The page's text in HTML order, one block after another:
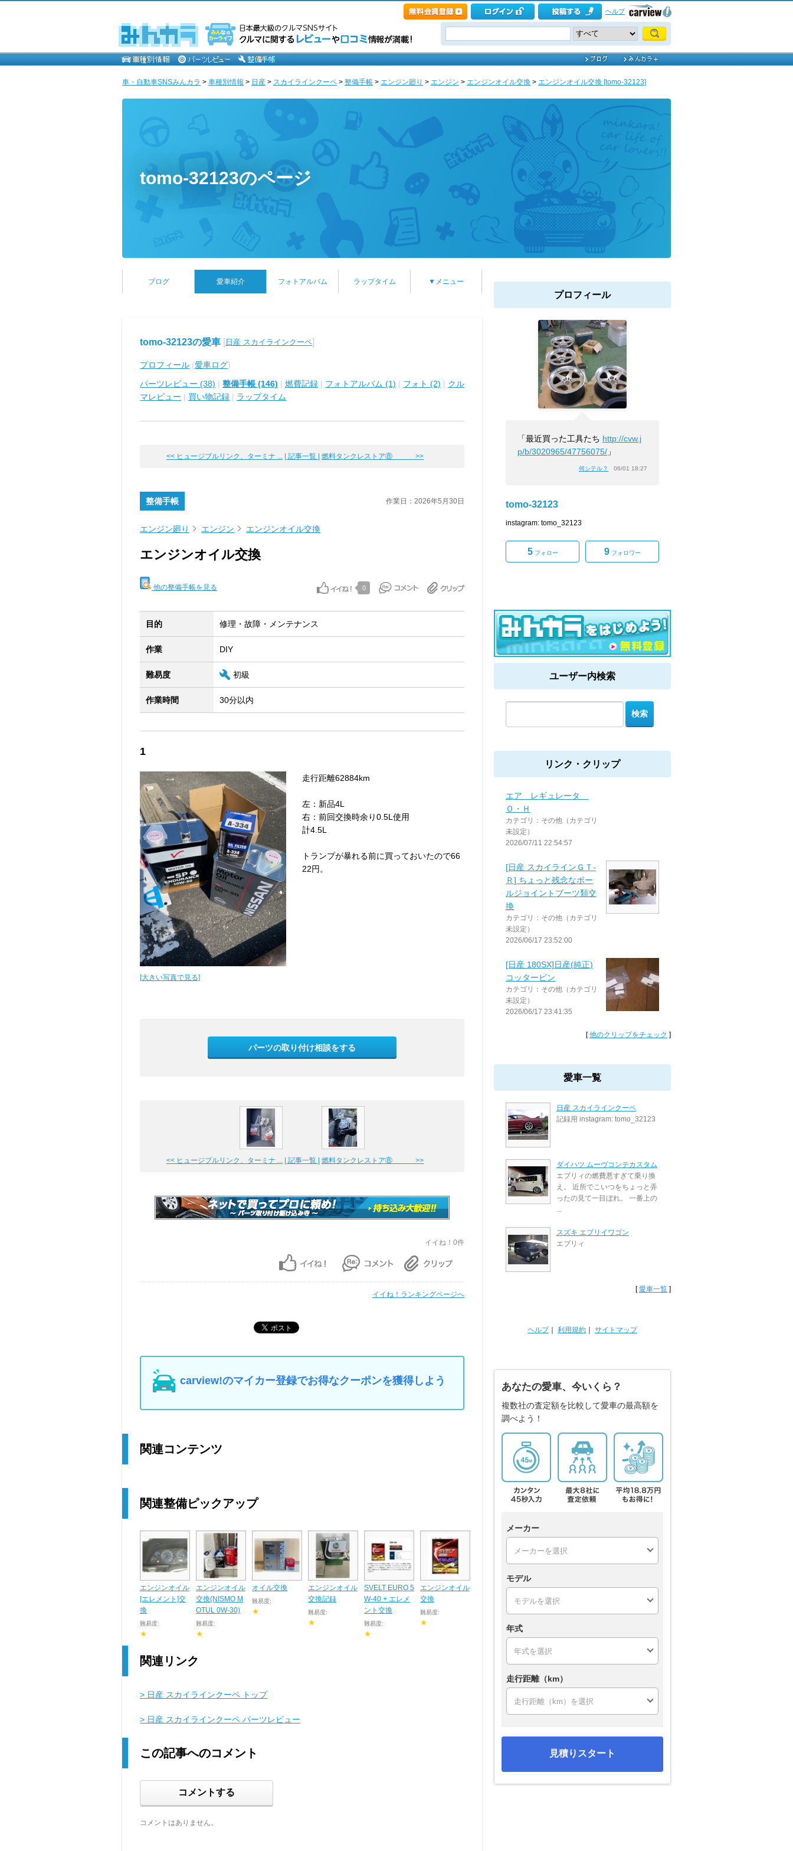
ヘルプ
車・自動車SNSみんカラ > 車種別情報 > 日産 > スカイラインクーペ > 整備手帳 > エンジン廻り > エンジン > エンジンオイル交換 > エンジンオイル交換 [tomo-32123]
tomo-32123のページ
ブログ 愛車紹介 フォトアルバム ラップタイム ▼メニュー
tomo-32123の愛車 [ 日産 スカイラインクーペ]
プロフィール (愛車ログ)
パーツレビュー (38) | 整備手帳 (146) | 燃費記録 | フォトアルバム (1) | フォト (2) | クル
マレビュー | 買い物記録 | ラップタイム
<< ヒュージブルリンク、ターミナ ... | 記事一覧 | 燃料タンクレストア⑧ >>
整備手帳 作業日：2026年5月30日
エンジン廻り エンジン エンジンオイル交換
エンジンオイル交換
他の整備手帳を見る 0
目的 修理・故障・メンテナンス
作業 DIY
難易度 初級
作業時間 30分以内
1
[大きい写真で見る]
走行距離62884km
左：新品4L
右：前回交換時余り0.5L使用
計4.5L
トランプが暴れる前に買っておいたので66
22円。
パーツの取り付け相談をする
<< ヒュージブルリンク、ターミナ ... | 記事一覧 | 燃料タンクレストア⑧ >>
イイね！0件
イイね！ランキングページへ
carview!のマイカー登録でお得なクーポンを獲得しよう
関連コンテンツ
関連整備ピックアップ
エンジンオイル
[エレメント]交
換
難易度:
★
エンジンオイル
交換(NISMO M
OTUL 0W-30)
難易度:
★
オイル交換
難易度:
★
エンジンオイル
交換記録
難易度:
★
SVELT EURO 5
W-40 + エレメ
ント交換
難易度:
★
エンジンオイル
交換
難易度:
★
関連リンク
> 日産 スカイラインクーペ トップ
> 日産 スカイラインクーペ パーツレビュー
この記事へのコメント
コメントする
コメントはありません。
プロフィール
「最近買った工具たち http://cvw.j
p/b/3020965/47756075/ 」
何シテル？ 06/01 18:27
tomo-32123
instagram: tomo_32123
5フォロー 9フォロワー
ユーザー内検索
リンク・クリップ
エア レギュレータ
Ｏ・Ｈ
カテゴリ：その他（カテゴリ
未設定）
2026/07/11 22:54:57
[日産 スカイラインＧＴ‐
Ｒ] ちょっと残念なボー
ルジョイントブーツ類交
換
カテゴリ：その他（カテゴリ
未設定）
2026/06/17 23:52:00
[日産 180SX]日産(純正)
コッターピン
カテゴリ：その他（カテゴリ
未設定）
2026/06/17 23:41:35
[他のクリップをチェック ]
愛車一覧
日産 スカイラインクーペ
記録用 instagram: tomo_32123
ダイハツ ムーヴコンテカスタム
エブリィの燃費悪すぎて乗り換
え。 近所でこいつをちょっと弄
ったの見て一目ぼれ。 一番上の
...
スズキ エブリイワゴン
エブリィ
[愛車一覧 ]
ヘルプ｜ 利用規約 サイトマップ
あなたの愛車、今いくら？
複数社の査定額を比較して愛車の最高額を
調べよう！
メーカー
モデル
年式
走行距離（km）
見積りスタート